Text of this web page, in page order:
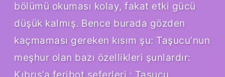
bölümü okuması kolay, fakat etki gücü
düşük kalmış. Bence burada gözden
kaçmaması gereken kısım şu: Taşucu’nun
meşhur olan bazı özellikleri şunlardır:
Kıbrıs’a feribot seferleri : Taşucu,